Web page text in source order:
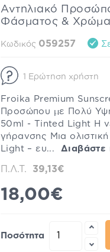
Αντηλιακό
Φάσματος & Χρώμα
Κωδικός 059257
1 Ερώτηση χρήστη
Froika Premium
Προσώπου με Πολύ
50ml - Tinted Light H
γήρανσης Μια
Light – ευ... Διαβάστε
Π.Λ.Τ. 39,13€
18,00€
Ποσότητα